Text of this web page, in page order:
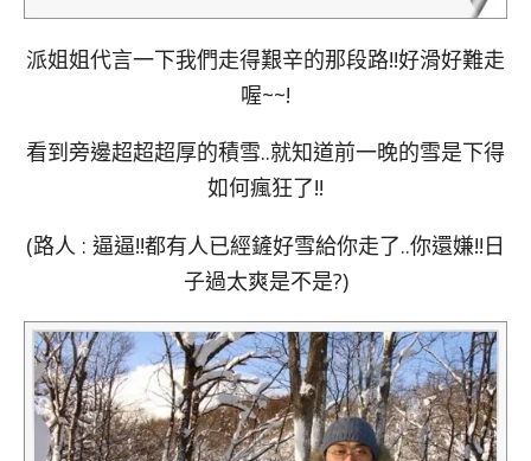
派姐姐代言一下我們走得艱辛的那段路!!好滑好難走
喔~~!
看到旁邊超超超厚的積雪..就知道前一晚的雪是下得
如何瘋狂了!!
(路人 : 逼逼!!都有人已經鏟好雪給你走了..你還嫌!!日
子過太爽是不是?)